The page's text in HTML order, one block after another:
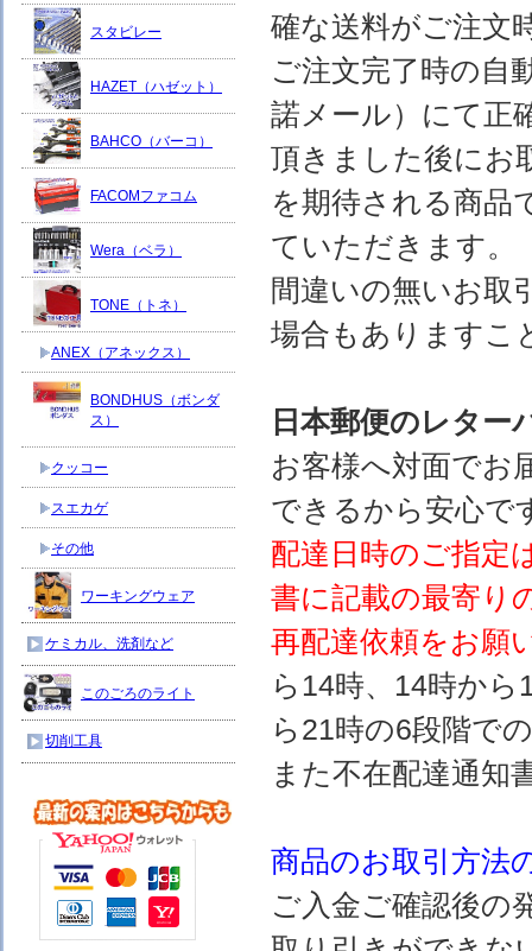
確な送料がご注文
ご注文完了時の自
諾メール）にて正
頂きました後にお
を期待される商品
ていただきます。
間違いの無いお取
場合もありますこ
日本郵便のレター
お客様へ対面でお
できるから安心で
配達日時のご指定
書に記載の最寄り
再配達依頼をお願
ら14時、14時か
ら21時の6段階で
また不在配達通知
商品のお取引方法
ご入金ご確認後の
スタビレー
HAZET（ハゼット）
BAHCO（バーコ）
FACOMファコム
Wera（ベラ）
TONE（トネ）
ANEX（アネックス）
BONDHUS（ボンダ
ス）
クッコー
スエカゲ
その他
ワーキングウェア
ケミカル、洗剤など
このごろのライト
切削工具